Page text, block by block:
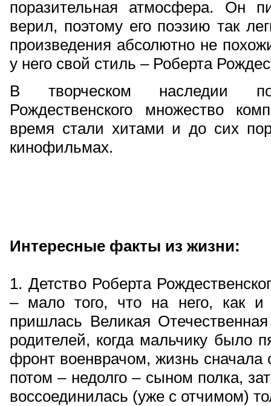
поразительная атмосфера. Он
верил, поэтому его поэзию так
произведения абсолютно не
у него свой стиль – Роберта
В творческом наследии
Рождественского множество
время стали хитами и до сих
кинофильмах.
Интересные факты из жизни:
1. Детство Роберта
– мало того, что на него, как и
пришлась Великая
родителей, когда мальчику было
фронт военврачом, жизнь сначала
потом – недолго – сыном полка,
воссоединилась (уже с отчимом)